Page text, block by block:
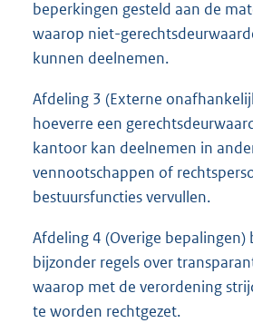
beperkingen gesteld aan de
waarop niet-
kunnen deelnemen.
Afdeling 3 (Externe
hoeverre een
kantoor kan deelnemen in
vennootschappen of
bestuursfuncties vervullen.
Afdeling 4 (Overige bepalingen)
bijzonder regels over
waarop met de verordening
te worden rechtgezet.